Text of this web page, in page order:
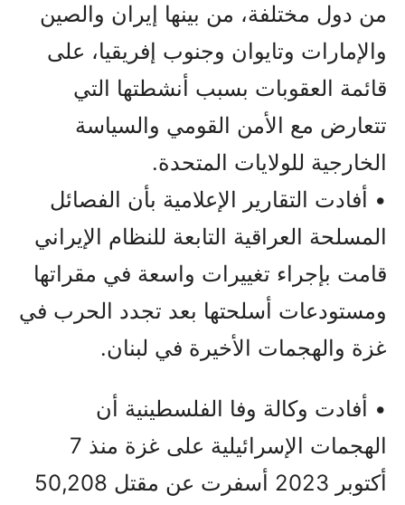
من دول مختلفة، من بينها إيران والصين
والإمارات وتايوان وجنوب إفريقيا، على
قائمة العقوبات بسبب أنشطتها التي
تتعارض مع الأمن القومي والسياسة
الخارجية للولايات المتحدة.
• أفادت التقارير الإعلامية بأن الفصائل
المسلحة العراقية التابعة للنظام الإيراني
قامت بإجراء تغييرات واسعة في مقراتها
ومستودعات أسلحتها بعد تجدد الحرب في
غزة والهجمات الأخيرة في لبنان.
• أفادت وكالة وفا الفلسطينية أن
الهجمات الإسرائيلية على غزة منذ 7
أكتوبر 2023 أسفرت عن مقتل 50,208